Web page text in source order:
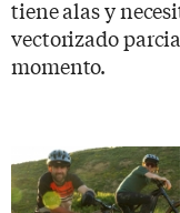
tiene alas y
vectorizado
momento.